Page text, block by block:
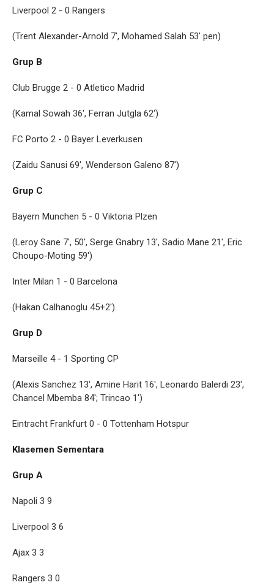
Liverpool 2 - 0 Rangers
(Trent Alexander-Arnold 7', Mohamed Salah 53' pen)
Grup B
Club Brugge 2 - 0 Atletico Madrid
(Kamal Sowah 36', Ferran Jutgla 62')
FC Porto 2 - 0 Bayer Leverkusen
(Zaidu Sanusi 69', Wenderson Galeno 87')
Grup C
Bayern Munchen 5 - 0 Viktoria Plzen
(Leroy Sane 7', 50', Serge Gnabry 13', Sadio Mane 21', Eric
Choupo-Moting 59')
Inter Milan 1 - 0 Barcelona
(Hakan Calhanoglu 45+2')
Grup D
Marseille 4 - 1 Sporting CP
(Alexis Sanchez 13', Amine Harit 16', Leonardo Balerdi 23',
Chancel Mbemba 84'; Trincao 1')
Eintracht Frankfurt 0 - 0 Tottenham Hotspur
Klasemen Sementara
Grup A
Napoli 3 9
Liverpool 3 6
Ajax 3 3
Rangers 3 0